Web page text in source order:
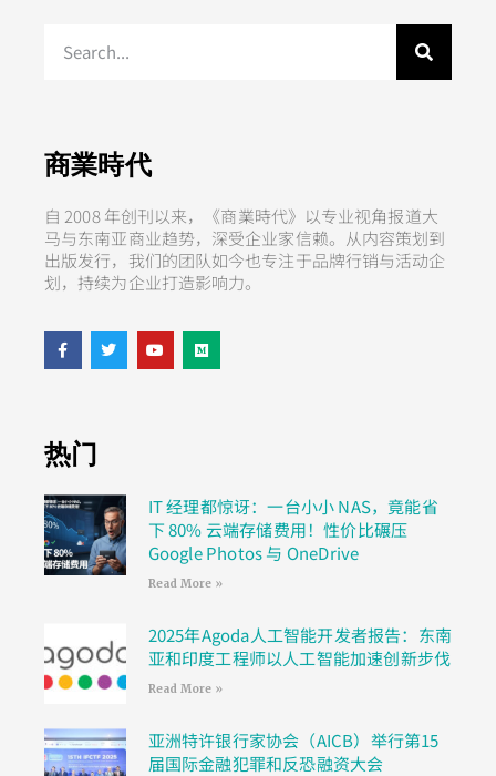
商業時代
自 2008 年创刊以来，《商業時代》以专业视角报道大
马与东南亚商业趋势，深受企业家信赖。从内容策划到
出版发行，我们的团队如今也专注于品牌行销与活动企
划，持续为企业打造影响力。
热门
IT 经理都惊讶：一台小小 NAS，竟能省
下 80% 云端存储费用！性价比碾压
Google Photos 与 OneDrive
Read More »
2025年Agoda人工智能开发者报告：东南
亚和印度工程师以人工智能加速创新步伐
Read More »
亚洲特许银行家协会（AICB）举行第15
届国际金融犯罪和反恐融资大会